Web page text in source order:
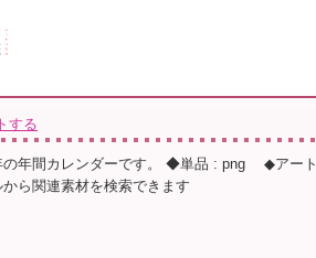
する
の年間カレンダーです。 ◆単品 : png ◆アー
ら関連素材を検索できます